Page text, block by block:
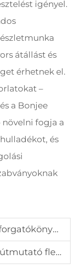
igényel.
átállást és
érhetnek el.
–
a Bonjee
növelni fogja a
és
dobozfelállító gépekhez
élelmiszer-csomagolásokhoz